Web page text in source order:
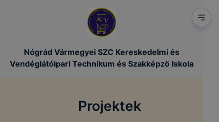
Nógrád Vármegyei SZC Kereskedelmi és
Vendéglátóipari Technikum és Szakképző Iskola
Projektek